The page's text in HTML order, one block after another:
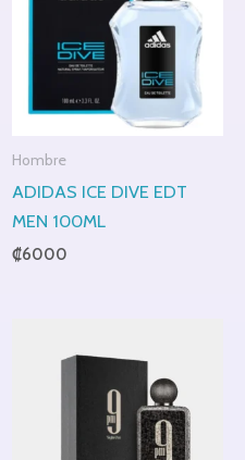
Hombre
ADIDAS ICE DIVE EDT
MEN 100ML
₡6000